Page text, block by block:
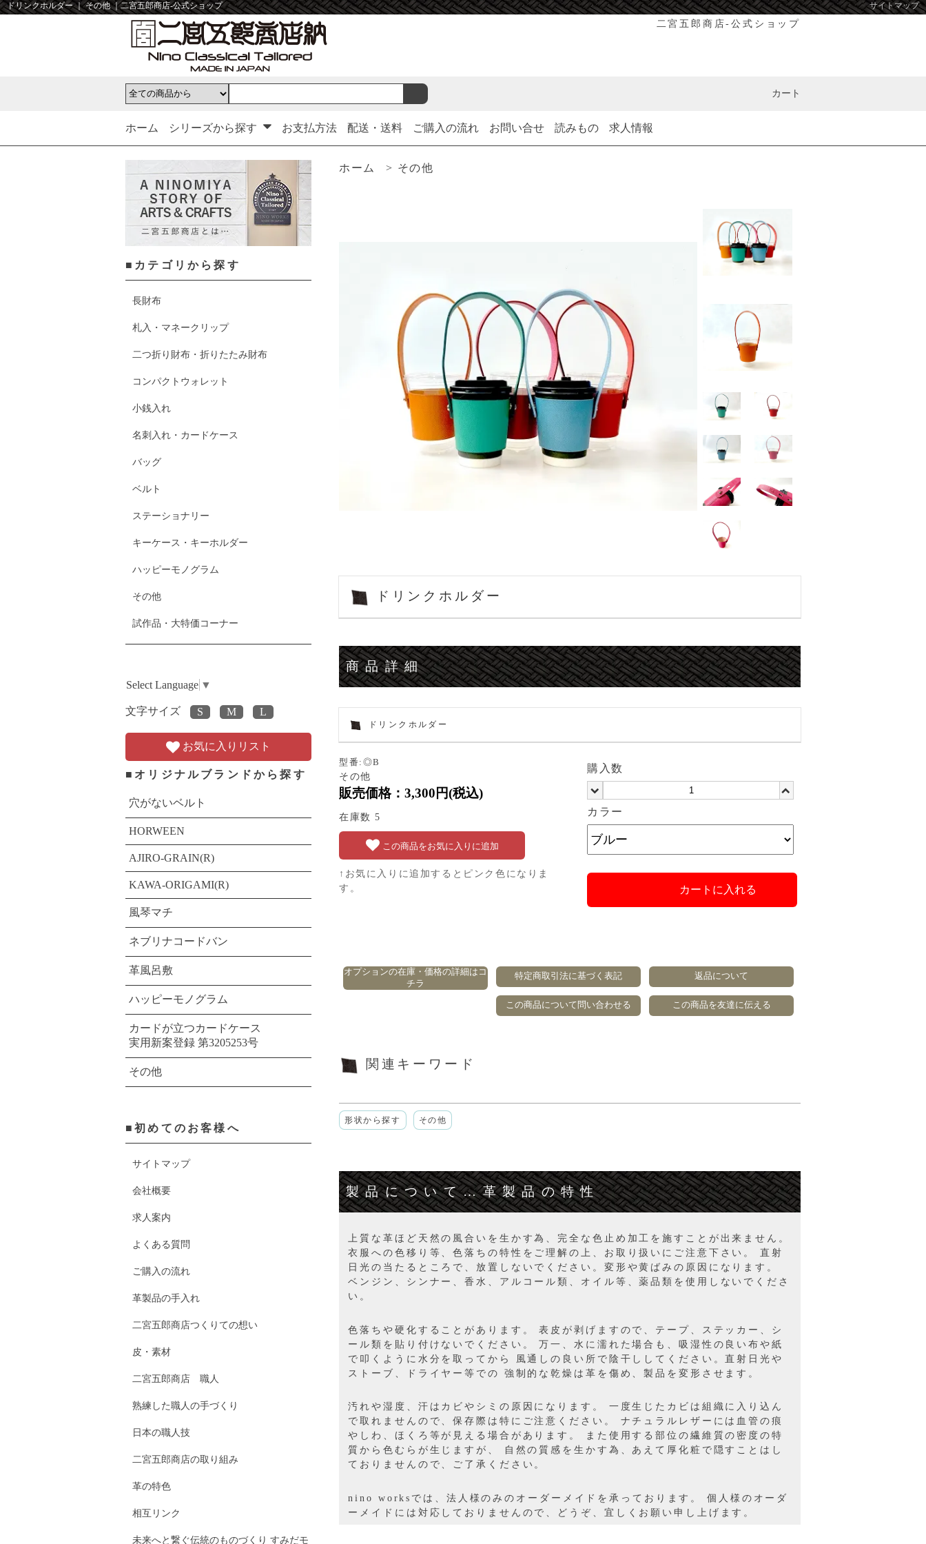
ドリンクホルダー ｜ その他 ｜二宮五郎商店-公式ショップ サイトマップ
二宮五郎商店-公式ショップ
カート
ホーム シリーズから探す お支払方法 配送・送料 ご購入の流れ お問い合せ 読みもの 求人情報
ホーム > その他
ドリンクホルダー
商品詳細
ドリンクホルダー
型番:◎B
その他
販売価格：3,300円(税込)
在庫数 5
この商品をお気に入りに追加
↑お気に入りに追加するとピンク色になりま
す。
購入数
カラー
カートに入れる
オプションの在庫・価格の詳細はコ
チラ
特定商取引法に基づく表記 返品について
この商品について問い合わせる この商品を友達に伝える
関連キーワード
形状から探す その他
製品について…革製品の特性
上質な革ほど天然の風合いを生かす為、完全な色止め加工を施すことが出来ません。
衣服への色移り等、色落ちの特性をご理解の上、お取り扱いにご注意下さい。 直射
日光の当たるところで、放置しないでください。変形や黄ばみの原因になります。
ベンジン、シンナー、香水、アルコール類、オイル等、薬品類を使用しないでくださ
い。
色落ちや硬化することがあります。 表皮が剥げますので、テープ、ステッカー、シ
ール類を貼り付けないでください。 万一、水に濡れた場合も、吸湿性の良い布や紙
で叩くように水分を取ってから 風通しの良い所で陰干ししてください。直射日光や
ストーブ、ドライヤー等での 強制的な乾燥は革を傷め、製品を変形させます。
汚れや湿度、汗はカビやシミの原因になります。 一度生じたカビは組織に入り込ん
で取れませんので、保存際は特にご注意ください。 ナチュラルレザーには血管の痕
やしわ、ほくろ等が見える場合があります。 また使用する部位の繊維質の密度の特
質から色むらが生じますが、 自然の質感を生かす為、あえて厚化粧で隠すことはし
ておりませんので、ご了承ください。
nino worksでは、法人様のみのオーダーメイドを承っております。 個人様のオーダ
ーメイドには対応しておりませんので、どうぞ、宜しくお願い申し上げます。
■カテゴリから探す
長財布
札入・マネークリップ
二つ折り財布・折りたたみ財布
コンパクトウォレット
小銭入れ
名刺入れ・カードケース
バッグ
ベルト
ステーショナリー
キーケース・キーホルダー
ハッピーモノグラム
その他
試作品・大特価コーナー
Select Language ▼
文字サイズ
お気に入りリスト
■オリジナルブランドから探す
穴がないベルト
HORWEEN
AJIRO-GRAIN(R)
KAWA-ORIGAMI(R)
風琴マチ
ネブリナコードバン
革風呂敷
ハッピーモノグラム
カードが立つカードケース
実用新案登録 第3205253号
その他
■初めてのお客様へ
サイトマップ
会社概要
求人案内
よくある質問
ご購入の流れ
革製品の手入れ
二宮五郎商店つくりての想い
皮・素材
二宮五郎商店 職人
熟練した職人の手づくり
日本の職人技
二宮五郎商店の取り組み
革の特色
相互リンク
未来へと繋ぐ伝統のものづくり すみだモ